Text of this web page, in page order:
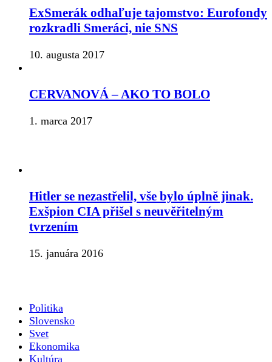
ExSmerák odhaľuje tajomstvo: Eurofondy
rozkradli Smeráci, nie SNS
10. augusta 2017
CERVANOVÁ – AKO TO BOLO
1. marca 2017
Hitler se nezastřelil, vše bylo úplně jinak.
Exšpion CIA přišel s neuvěřitelným
tvrzením
15. januára 2016
Politika
Slovensko
Svet
Ekonomika
Kultúra